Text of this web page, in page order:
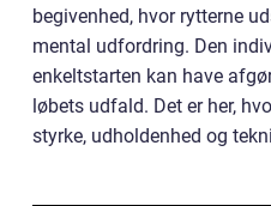
begivenhed, hvor rytterne
mental udfordring. Den
enkeltstarten kan have
løbets udfald. Det er her,
styrke, udholdenhed og